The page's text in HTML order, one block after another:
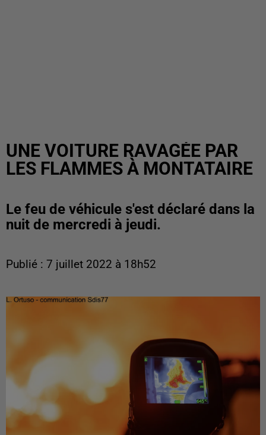
UNE VOITURE RAVAGÉE PAR
LES FLAMMES À MONTATAIRE
Le feu de véhicule s'est déclaré dans la
nuit de mercredi à jeudi.
Publié : 7 juillet 2022 à 18h52